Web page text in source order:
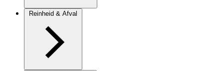
Reinheid & Afval